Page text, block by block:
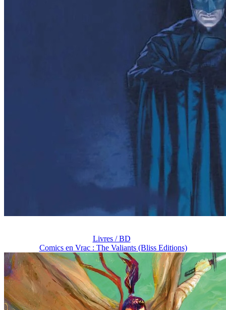
Livres / BD
Comics en Vrac : The Valiants (Bliss Editions)